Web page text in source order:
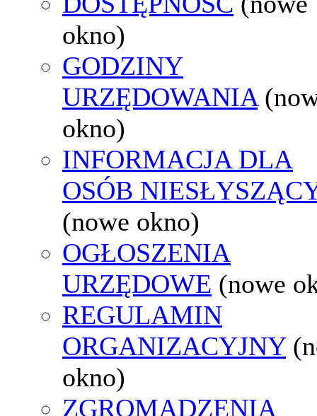
okno)
GODZINY
URZĘDOWANIA
okno)
INFORMACJA DLA
OSÓB
(nowe okno)
OGŁOSZENIA
URZĘDOWE (nowe
REGULAMIN
ORGANIZACYJNY
okno)
ZGROMADZENIA